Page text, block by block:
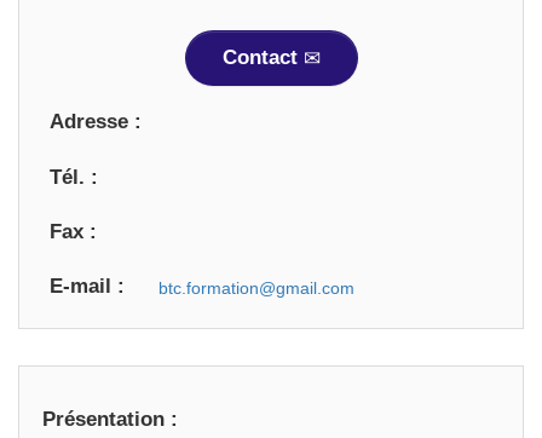
Contact
Adresse :
Tél. :
Fax :
E-mail :
Présentation :